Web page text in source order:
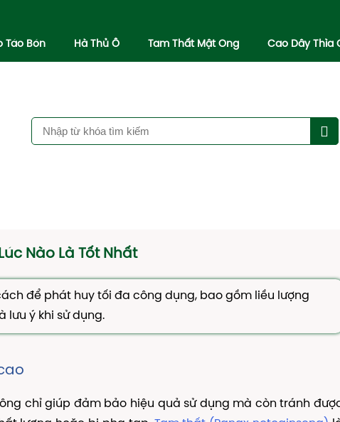
Táo Bón Hà Thủ Ô Tam Thất Mật Ong Cao Dây Thìa
Nào Là Tốt Nhất
để phát huy tối đa công dụng, bao gồm liều lượng
lưu ý khi sử dụng.
chỉ giúp đảm bảo hiệu quả sử dụng mà còn tránh